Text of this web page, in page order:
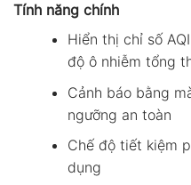
Tính năng chính
Hiển thị chỉ số
độ ô nhiễm tổng
Cảnh báo bằng
ngưỡng an toàn
Chế độ tiết kiệm
dụng